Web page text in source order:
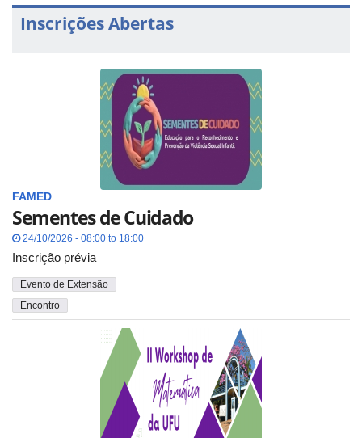
Inscrições Abertas
FAMED
Sementes de Cuidado
24/10/2026 - 08:00 to 18:00
Inscrição prévia
Evento de Extensão
Encontro